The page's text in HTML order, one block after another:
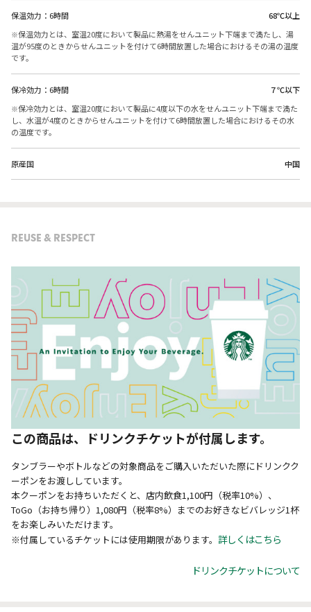
保温効力：6時間
68℃以上
保温効力とは、室温20度において製品に熱湯をせんユニット下端まで満たし、湯
温が95度のときからせんユニットを付けて6時間放置した場合におけるその湯の温度
です。
保冷効力：6時間
７℃以下
保冷効力とは、室温20度において製品に4度以下の水をせんユニット下端まで満た
し、水温が4度のときからせんユニットを付けて6時間放置した場合におけるその水
の温度です。
原産国 中国
REUSE & RESPECT
この商品は、ドリンクチケットが付属します。
タンブラーやボトルなどの対象商品をご購入いただいた際にドリンクク
ーポンをお渡ししています。
本クーポンをお持ちいただくと、店内飲食1,100円（税率10%）、
ToGo（お持ち帰り）1,080円（税率8%）までのお好きなビバレッジ1杯
をお楽しみいただけます。
※付属しているチケットには使用期限があります。 詳しくはこちら
ドリンクチケットについて